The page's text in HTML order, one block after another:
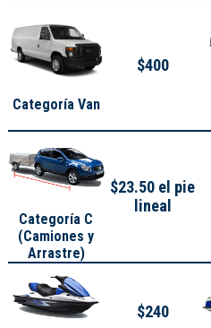
Categoría Van
$400
Categoría C
(Camiones y
Arrastre)
$23.50 el pie
lineal
$240